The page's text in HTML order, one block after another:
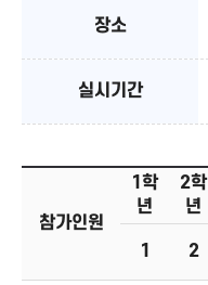
장소
실시기간
참가인원
1학
년
2학
년
1 2